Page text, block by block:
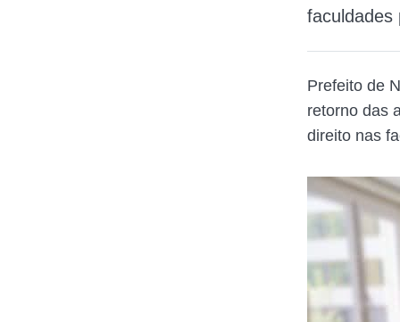
faculdades
Prefeito de
retorno das
direito nas